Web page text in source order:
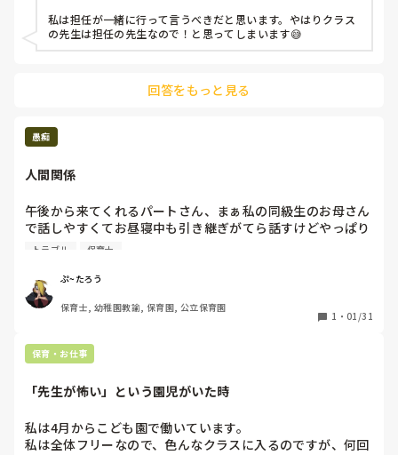
私は担任が一緒に行って言うべきだと思います。やはりクラス
の先生は担任の先生なので！と思ってしまいます😅
回答をもっと見る
愚痴
人間関係
午後から来てくれるパートさん、まぁ私の同級生のお母さん
で話しやすくてお昼寝中も引き継ぎがてら話すけどやっぱり
知り合いだからこそがあるんやな〜って改めて感じた。一線
に少しというか結構な不満があるらしく…。私は､支援担当
プラス補助的な部分もあって部屋にいるし普段から担任のこ
とはよく見てるからわかるし､午後の先生の言いたいことも
はどうかとも言ってたし、直接言えばいいのにな。私も告げ
口じゃないけど､こんな感じで言ってたよってパートさんに
り2ヶ月ちょい面倒事にならんように無駄なことは言わんよ
トラブル 保育士
ぷ~たろう
保育士, 幼稚園教諭, 保育園, 公立保育園
1 ・ 01/31
保育・お仕事
「先生が怖い」という園児がいた時
私は4月からこども園で働いています。
私は全体フリーなので、色んなクラスに入るのですが、何回